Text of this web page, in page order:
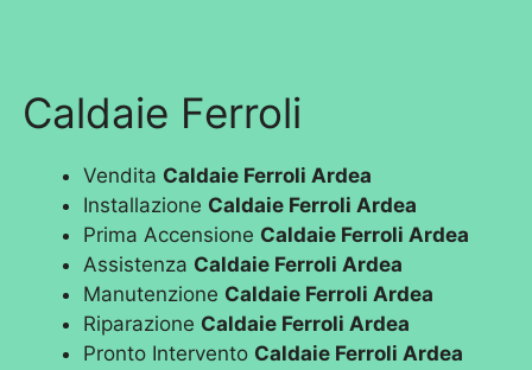
Caldaie Ferroli
Vendita Caldaie Ferroli Ardea
Installazione Caldaie Ferroli Ardea
Prima Accensione Caldaie Ferroli Ardea
Assistenza Caldaie Ferroli Ardea
Manutenzione Caldaie Ferroli Ardea
Riparazione Caldaie Ferroli Ardea
Pronto Intervento Caldaie Ferroli Ardea